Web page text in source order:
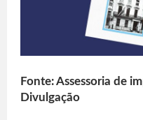
Fonte: Assessoria de
Divulgação